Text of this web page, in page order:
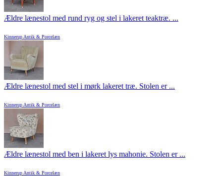
Ældre lænestol med rund ryg og stel i lakeret teaktræ. ...
Kinnerup Antik & Porcelæn
Ældre lænestol med stel i mørk lakeret træ. Stolen er ...
Kinnerup Antik & Porcelæn
Ældre lænestol med ben i lakeret lys mahonie. Stolen er ...
Kinnerup Antik & Porcelæn